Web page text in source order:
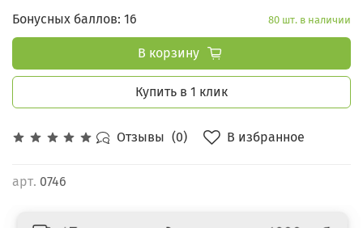
Отзывы (0) В избранное
арт. 0746
Бонусных баллов: 16 80 шт. в наличии
В корзину
Купить в 1 клик